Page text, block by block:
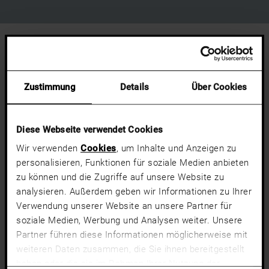
Zustimmung Details Über Cookies
Diese Webseite verwendet Cookies
Wir verwenden Cookies, um Inhalte und Anzeigen zu
personalisieren, Funktionen für soziale Medien anbieten
zu können und die Zugriffe auf unsere Website zu
analysieren. Außerdem geben wir Informationen zu Ihrer
Verwendung unserer Website an unsere Partner für
soziale Medien, Werbung und Analysen weiter. Unsere
Partner führen diese Informationen möglicherweise mit
weiteren Daten zusammen, die Sie ihnen bereitgestellt
haben oder die sie im Rahmen Ihrer Nutzung der